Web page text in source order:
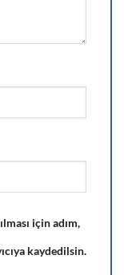
için adım,
kaydedilsin.